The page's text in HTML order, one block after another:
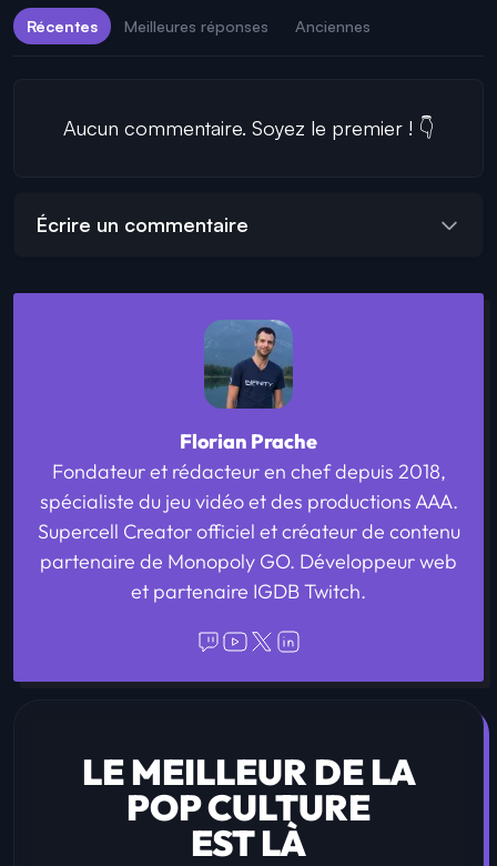
Récentes Meilleures réponses Anciennes
Aucun commentaire. Soyez le premier ! 👇
Écrire un commentaire
Florian Prache
Fondateur et rédacteur en chef depuis 2018,
spécialiste du jeu vidéo et des productions AAA.
Supercell Creator officiel et créateur de contenu
partenaire de Monopoly GO. Développeur web
et partenaire IGDB Twitch.
LE MEILLEUR DE LA
POP CULTURE
EST LÀ